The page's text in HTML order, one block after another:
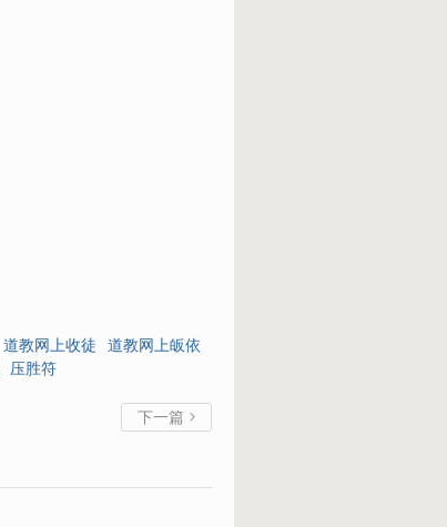
道教网上收徒
道教网上皈依
压胜符
下一篇 